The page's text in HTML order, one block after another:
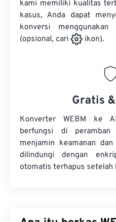
kami memiliki kualitas
kasus, Anda dapat
konversi menggunakan
(opsional, cari
ikon).
Gratis
Konverter WEBM ke
berfungsi di
menjamin keamanan
dilindungi dengan
otomatis terhapus setelah